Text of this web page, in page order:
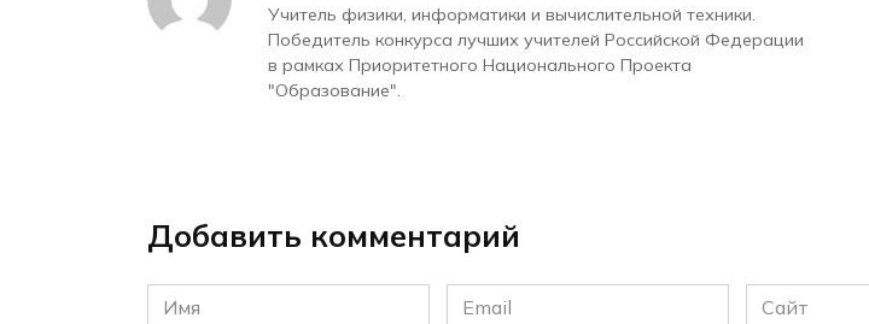
Учитель физики, информатики и вычислительной техники.
Победитель конкурса лучших учителей Российской Федерации
в рамках Приоритетного Национального Проекта
"Образование".
Добавить комментарий
Имя
Email
Сайт